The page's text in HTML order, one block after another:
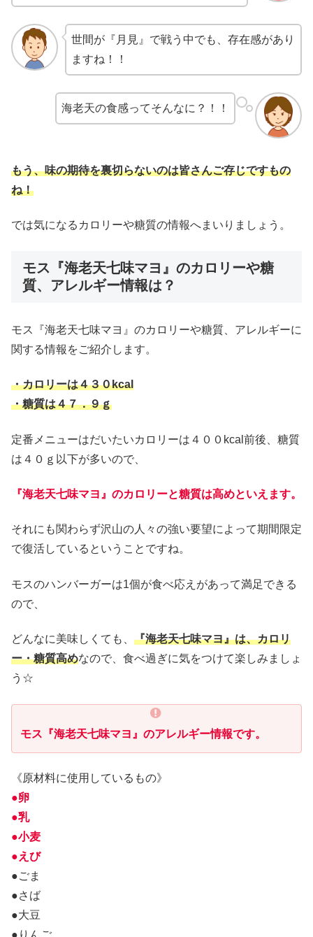
世間が『月見』で戦う中でも、存在感があり
ますね！！
海老天の食感ってそんなに？！！
もう、味の期待を裏切らないのは皆さんご存じですもの
ね！
では気になるカロリーや糖質の情報へまいりましょう。
モス『海老天七味マヨ』のカロリーや糖
質、アレルギー情報は？
モス『海老天七味マヨ』のカロリーや糖質、アレルギーに
関する情報をご紹介します。
・カロリーは４３０kcal
・糖質は４７．９ｇ
定番メニューはだいたいカロリーは４００kcal前後、糖質
は４０ｇ以下が多いので、
『海老天七味マヨ』のカロリーと糖質は高めといえます。
それにも関わらず沢山の人々の強い要望によって期間限定
で復活しているということですね。
モスのハンバーガーは1個が食べ応えがあって満足できる
ので、
どんなに美味しくても、 『海老天七味マヨ』は、カロリ
ー・糖質高めなので、食べ過ぎに気をつけて楽しみましょ
う☆
モス『海老天七味マヨ』のアレルギー情報です。
《原材料に使用しているもの》
●卵
●乳
●小麦
●えび
●ごま
●さば
●大豆
●りんご